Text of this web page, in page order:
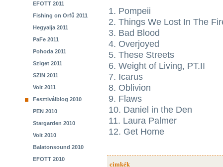
EFOTT 2011
Fishing on Orfű 2011
Hegyalja 2011
PaFe 2011
Pohoda 2011
Sziget 2011
SZIN 2011
Volt 2011
Fesztiválblog 2010
PEN 2010
Stargarden 2010
Volt 2010
Balatonsound 2010
EFOTT 2010
1. Pompeii
2. Things We Lost In The
3. Bad Blood
4. Overjoyed
5. These Streets
6. Weight of Living, PT.II
7. Icarus
8. Oblivion
9. Flaws
10. Daniel in the Den
11. Laura Palmer
12. Get Home
cimkék